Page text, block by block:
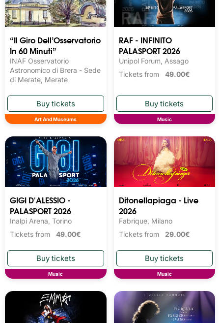
“Il Giro Dell’Osservatorio
In 60 Minuti”
INAF Osservatorio
Astronomico di Brera - Sede
di Merate, Merate
Art And Museums
RAF - INFINITO
PALASPORT 2026
Unipol Forum, Assago
Tickets from 49.00€
Music
GIGI D'ALESSIO -
PALASPORT 2026
Inalpi Arena, Torino
Tickets from 49.00€
Music
Ditonellapiaga - Live
2026
Fabrique, Milano
Tickets from 29.00€
Music